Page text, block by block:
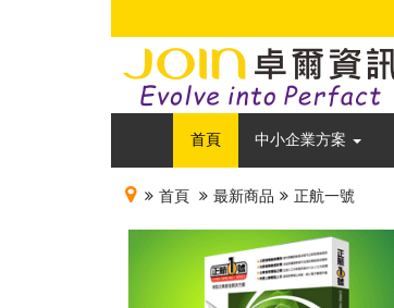
首頁 中小企業方案
首頁 最新商品 正航一號